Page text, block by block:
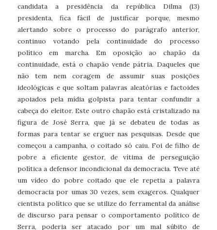
candidata a presidência da república Dilma (13)
presidenta, fica fácil de justificar porque, mesmo
alertando sobre o processo do parágrafo anterior,
continuo votando pela continuidade do processo
político em marcha. Em oposição ao chapão da
continuidade, está o chapão vende pátria. Daqueles que
não tem nem coragem de assumir suas posições
ideológicas e que soltam palavras aleatórias e factoides
apoiados pela mídia golpista para tentar confundir a
cabeça do eleitor. Este outro chapão está cristalizado na
figura de José Serra, que já se debateu de todas as
formas para tentar se erguer nas pesquisas. Desde que
começou a campanha, o coitado só caiu. Foi de filho de
pobre a eficiente gestor, de vítima de perseguição
política a defensor incondicional da democracia. Teve até
um vídeo do pobre coitado que ele repetia a palavra
democracia por umas 30 vezes, sem exageros. Qualquer
cientista político que se utilize do ferramental da análise
de discurso para pensar o comportamento político de
Serra, poderia ser atacado por um mal súbito de